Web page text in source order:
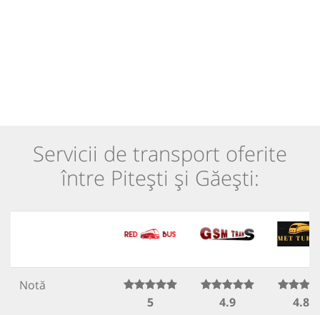
Servicii de transport oferite
între Pitești și Găești:
Notă
5
4.9 4.85